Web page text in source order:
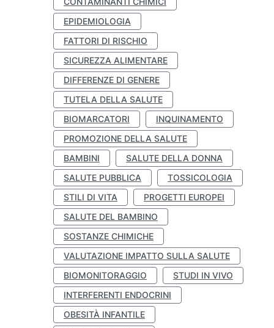
EPIDEMIOLOGIA
FATTORI DI RISCHIO
SICUREZZA ALIMENTARE
DIFFERENZE DI GENERE
TUTELA DELLA SALUTE
BIOMARCATORI
INQUINAMENTO
PROMOZIONE DELLA SALUTE
BAMBINI
SALUTE DELLA DONNA
SALUTE PUBBLICA
TOSSICOLOGIA
STILI DI VITA
PROGETTI EUROPEI
SALUTE DEL BAMBINO
SOSTANZE CHIMICHE
VALUTAZIONE IMPATTO SULLA SALUTE
BIOMONITORAGGIO
STUDI IN VIVO
INTERFERENTI ENDOCRINI
OBESITÀ INFANTILE